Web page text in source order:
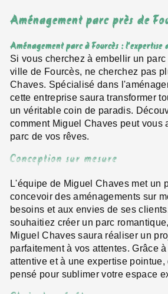
Aménagement parc près de
Aménagement parc à Fourcès : l'expertise
Si vous cherchez à embellir un
ville de Fourcès, ne cherchez pas
Chaves. Spécialisé dans
cette entreprise saura transformer
un véritable coin de paradis.
comment Miguel Chaves peut vous
parc de vos rêves.
Conception sur mesure
L'équipe de Miguel Chaves met un
concevoir des aménagements sur
besoins et aux envies de ses
souhaitiez créer un parc
Miguel Chaves saura réaliser un
parfaitement à vos attentes. Grâce
attentive et à une expertise
pensé pour sublimer votre espace